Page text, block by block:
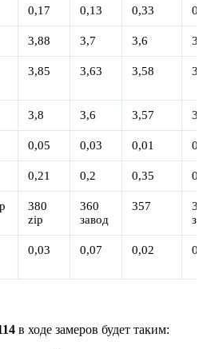
0,17 0,13 0,33
3,88 3,7 3,6
3,85 3,63 3,58
3,8 3,6 3,57
0,05 0,03 0,01
0,21 0,2 0,35
380
zip
360
завод
357
0,03 0,07 0,02
в ходе замеров будет таким: